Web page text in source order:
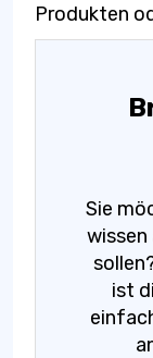
Produkten
Sie
wissen
ist